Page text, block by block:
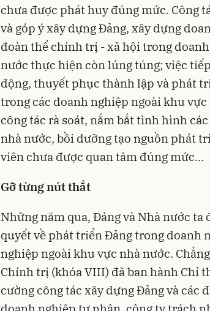
chưa được phát huy đúng mức. Công
và góp ý xây dựng Đảng, xây dựng
đoàn thể chính trị - xã hội trong
nước thực hiện còn lúng túng; việc
động, thuyết phục thành lập và phát
trong các doanh nghiệp ngoài khu
công tác rà soát, nắm bắt tình hình
nhà nước, bồi dưỡng tạo nguồn phát
viên chưa được quan tâm đúng mức…
Gỡ từng nút thắt
Những năm qua, Đảng và Nhà nước
quyết về phát triển Đảng trong doanh
nghiệp ngoài khu vực nhà nước.
Chính trị (khóa VIII) đã ban hành Chỉ
cường công tác xây dựng Đảng và các